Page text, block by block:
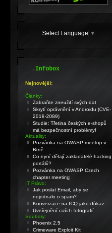
Select Language ▼
.Infobox
Nejnovější:
Články:
Zabraňte zneužití svých dat
Skrytí oprávnění v Androidu (CVE-
2019-2089)
Studie: Třetina českých e-shopů
má bezpečnostní problémy!
Aktuality:
Pozvánka na OWASP meetup v
Brně
Co nyní dělají zakladatelé hacking
portálů?
Pozvánka na OWASP Czech
chapter meeting
IT Právo:
Jak poslat Email, aby se
nejednalo o spam?
Konverzace na ICQ jako důkaz.
Uveřejnění cizích fotografií
Soubory:
Phoenix 2.5
Crimeware Exploit Kit